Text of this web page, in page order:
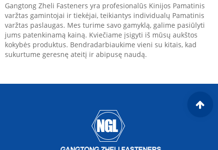
Gangtong Zheli Fasteners yra profesionalūs Kinijos Pamatinis
varžtas gamintojai ir tiekėjai, teikiantys individualų Pamatinis
varžtas paslaugas. Mes turime savo gamyklą, galime pasiūlyti
jums patenkinamą kainą. Kviečiame įsigyti iš mūsų aukštos
kokybės produktus. Bendradarbiaukime vieni su kitais, kad
sukurtume geresnę ateitį ir abipusę naudą.